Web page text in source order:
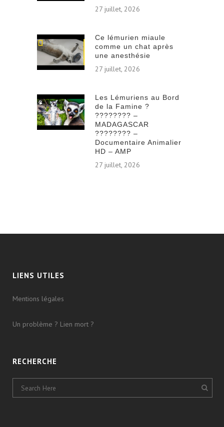
27 juillet, 2026
Ce lémurien miaule
comme un chat après
une anesthésie
27 juillet, 2026
Les Lémuriens au Bord
de la Famine ?
???????? –
MADAGASCAR
???????? –
Documentaire Animalier
HD – AMP
27 juillet, 2026
LIENS UTILES
Mentions légales
Un problème ? Lien mort ?
RECHERCHE